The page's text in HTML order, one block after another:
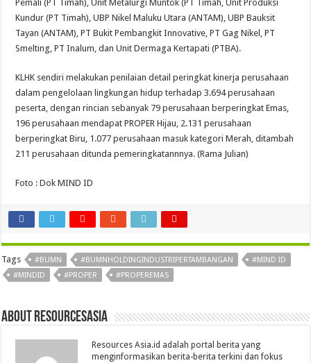
Pemali (PT Timah), Unit Metalurgi Muntok (PT Timah, Unit Produksi
Kundur (PT Timah), UBP Nikel Maluku Utara (ANTAM), UBP Bauksit
Tayan (ANTAM), PT Bukit Pembangkit Innovative, PT Gag Nikel, PT
Smelting, PT Inalum, dan Unit Dermaga Kertapati (PTBA).
KLHK sendiri melakukan penilaian detail peringkat kinerja perusahaan
dalam pengelolaan lingkungan hidup terhadap 3.694 perusahaan
peserta, dengan rincian sebanyak 79 perusahaan berperingkat Emas,
196 perusahaan mendapat PROPER Hijau, 2.131 perusahaan
berperingkat Biru, 1.077 perusahaan masuk kategori Merah, ditambah
211 perusahaan ditunda pemeringkatannnya. (Rama Julian)
Foto : Dok MIND ID
Tags #BUMN #BUMNHOLDINGINDUSTRIPERTAMBANGAN
#MIND ID
#MINDID
#PROPER #PROPEREMAS
About Resourcesasia
Resources Asia.id adalah portal berita yang
menginformasikan berita-berita terkini dan fokus